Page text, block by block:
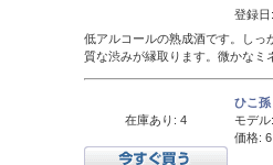
登録
低アルコールの熟成酒です。しっ
質な渋みが縁取ります。微かなミ
在庫あり: 4
ひこ
モデル:
価格: